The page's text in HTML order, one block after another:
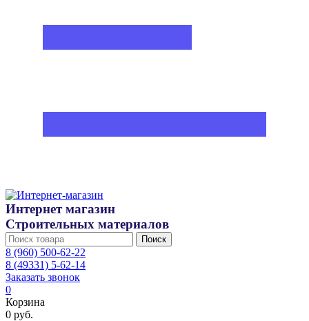
Интернет магазин
Строительных материалов
Поиск
8 (960) 500-62-22
8 (49331) 5-62-14
Заказать звонок
0
Корзина
0 руб.